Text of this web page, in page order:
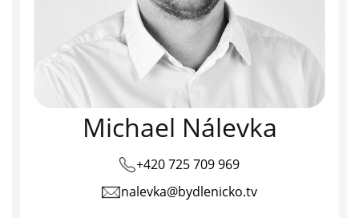
Michael Nálevka
+420 725 709 969
nalevka@bydlenicko.tv